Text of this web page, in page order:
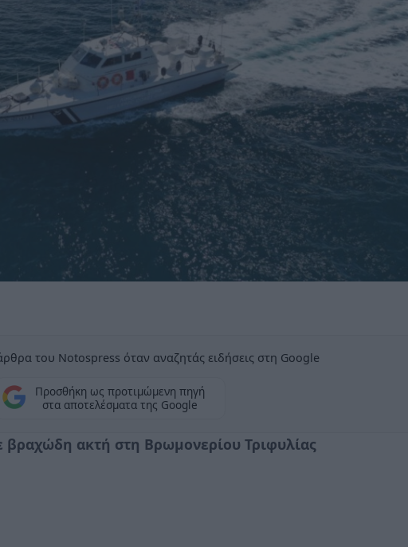
του Notospress όταν αναζητάς ειδήσεις στη Google
Προσθήκη ως προτιμώμενη πηγή
στα αποτελέσματα της Google
βραχώδη ακτή στη Βρωμονερίου Τριφυλίας